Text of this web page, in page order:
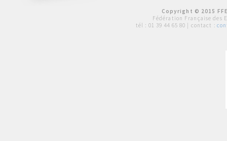
Copyright © 2015
Fédération Française des
tél : 01 39 44 65 80 | contact :